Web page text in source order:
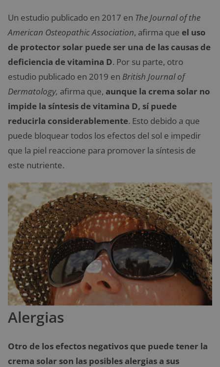
Un estudio publicado en 2017 en The Journal of the
American Osteopathic Association, afirma que el uso
de protector solar puede ser una de las causas de
deficiencia de vitamina D. Por su parte, otro
estudio publicado en 2019 en British Journal of
Dermatology, afirma que, aunque la crema solar no
impide la síntesis de vitamina D, sí puede
reducirla considerablemente. Esto debido a que
puede bloquear todos los efectos del sol e impedir
que la piel reaccione para promover la síntesis de
este nutriente.
Alergias
Otro de los efectos negativos que puede tener la
crema solar son las posibles alergias a sus